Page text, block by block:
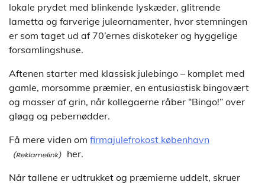
lokale prydet med blinkende lyskæder, glitrende
lametta og farverige juleornamenter, hvor stemningen
er som taget ud af 70’ernes diskoteker og hyggelige
forsamlingshuse.
Aftenen starter med klassisk julebingo – komplet med
gamle, morsomme præmier, en entusiastisk bingovært
og masser af grin, når kollegaerne råber “Bingo!” over
gløgg og pebernødder.
Få mere viden om firmajulefrokost københavn
her.
Når tallene er udtrukket og præmierne uddelt, skruer